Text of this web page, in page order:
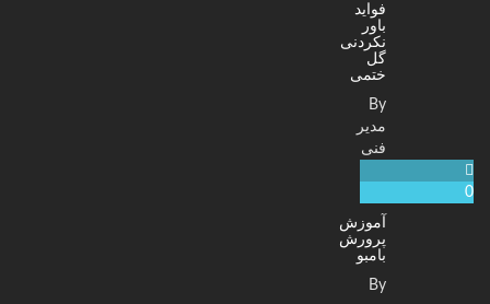
فواید
باور
نکردنی
گل
ختمی
By
مدیر
فنی
0
آموزش
پرورش
بامبو
By